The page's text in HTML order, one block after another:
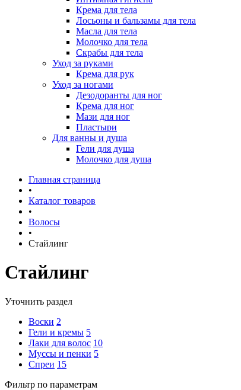
Крема для тела
Лосьоны и бальзамы для тела
Масла для тела
Молочко для тела
Скрабы для тела
Уход за руками
Крема для рук
Уход за ногами
Дезодоранты для ног
Крема для ног
Мази для ног
Пластыри
Для ванны и душа
Гели для душа
Молочко для душа
Главная страница
•
Каталог товаров
•
Волосы
•
Стайлинг
Стайлинг
Уточнить раздел
Воски 2
Гели и кремы 5
Лаки для волос 10
Муссы и пенки 5
Спреи 15
Фильтр по параметрам